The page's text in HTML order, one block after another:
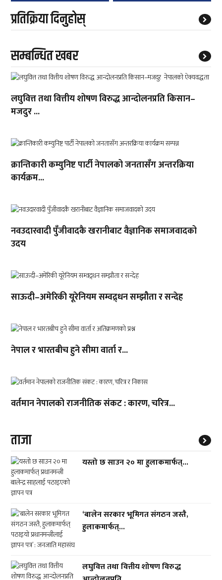
प्रतिक्रिया दिनुहोस्
सम्बन्धित खबर
लघुवित्त तथा वित्तीय शोषण विरुद्ध आन्दोलनप्रति किसान–
मजदुर ...
क्रान्तिकारी कम्युनिष्ट पार्टी नेपालको जनतासँग अन्तरक्रिया
कार्यक्रम...
नवउदारवादी पुँजीवादकै खरानीबाट वैज्ञानिक समाजवादको
उदय
साऊदी–अमेरिकी यूरेनियम सम्वद्र्धन सम्झौता र सन्देह
नेपाल र भारतबीच हुने सीमा वार्ता र...
वर्तमान नेपालको राजनीतिक संकट : कारण, चरित्र...
ताजा
यस्तो छ साउन २० मा हुलाकमार्फत्...
‘बालेन सरकार भूमिगत संगठन जस्तै,
हुलाकमार्फत्...
लघुवित्त तथा वित्तीय शोषण विरुद्ध